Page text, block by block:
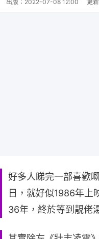
出版： 2022-07-08 12:00 更新
好多人睇完一部喜歡
日，就好似1986年上
36年，終於等到靚佬